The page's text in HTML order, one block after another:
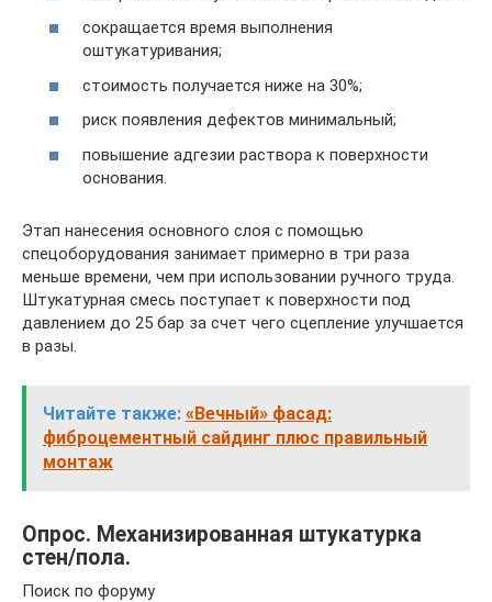
сокращается время выполнения
оштукатуривания;
стоимость получается ниже на 30%;
риск появления дефектов минимальный;
повышение адгезии раствора к поверхности
основания.
Этап нанесения основного слоя с помощью
спецоборудования занимает примерно в три раза
меньше времени, чем при использовании ручного труда.
Штукатурная смесь поступает к поверхности под
давлением до 25 бар за счет чего сцепление улучшается
в разы.
Читайте также: «Вечный» фасад:
фиброцементный сайдинг плюс правильный
монтаж
Опрос. Механизированная штукатурка
стен/пола.
Поиск по форуму